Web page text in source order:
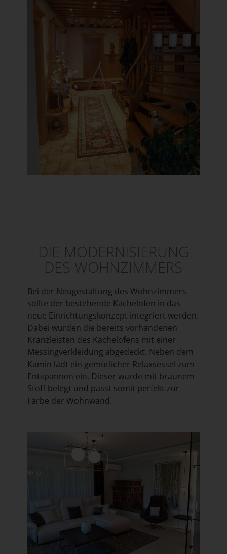
DIE MODERNISIERUNG
DES WOHNZIMMERS
Bei der Neugestaltung des Wohnzimmers
sollte der bestehende Kachelofen in das
neue Einrichtungskonzept integriert werden.
Dabei wurden die bereits vorhandenen
Kranzleisten des Kachelofens mit einer
Messingverkleidung abgedeckt. Neben dem
Kamin lädt ein gemütlicher Relaxsessel zum
Entspannen ein. Dieser wurde mit braunem
Stoff belegt und passt somit perfekt zur
Farbe der Wohnwand.